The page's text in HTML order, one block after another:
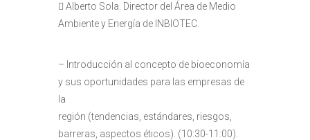
 Alberto Sola. Director del Área de Medio
Ambiente y Energía de INBIOTEC.
– Introducción al concepto de bioeconomía
y sus oportunidades para las empresas de
la
región (tendencias, estándares, riesgos,
barreras, aspectos éticos). (10:30-11:00).